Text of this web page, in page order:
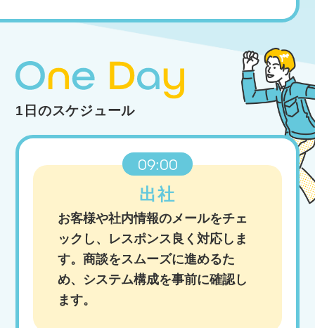
1日のスケジュール
09:00
出社
お客様や社内情報のメールをチェ
ックし、レスポンス良く対応しま
す。商談をスムーズに進めるた
め、システム構成を事前に確認し
ます。